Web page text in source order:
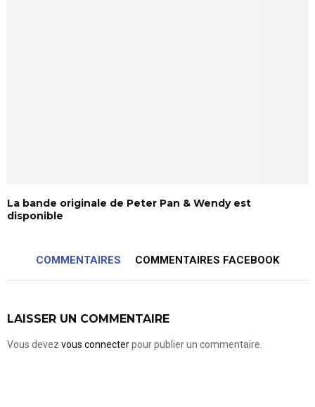
La bande originale de Peter Pan & Wendy est
disponible
COMMENTAIRES COMMENTAIRES FACEBOOK
LAISSER UN COMMENTAIRE
Vous devez vous connecterpour publier un commentaire.